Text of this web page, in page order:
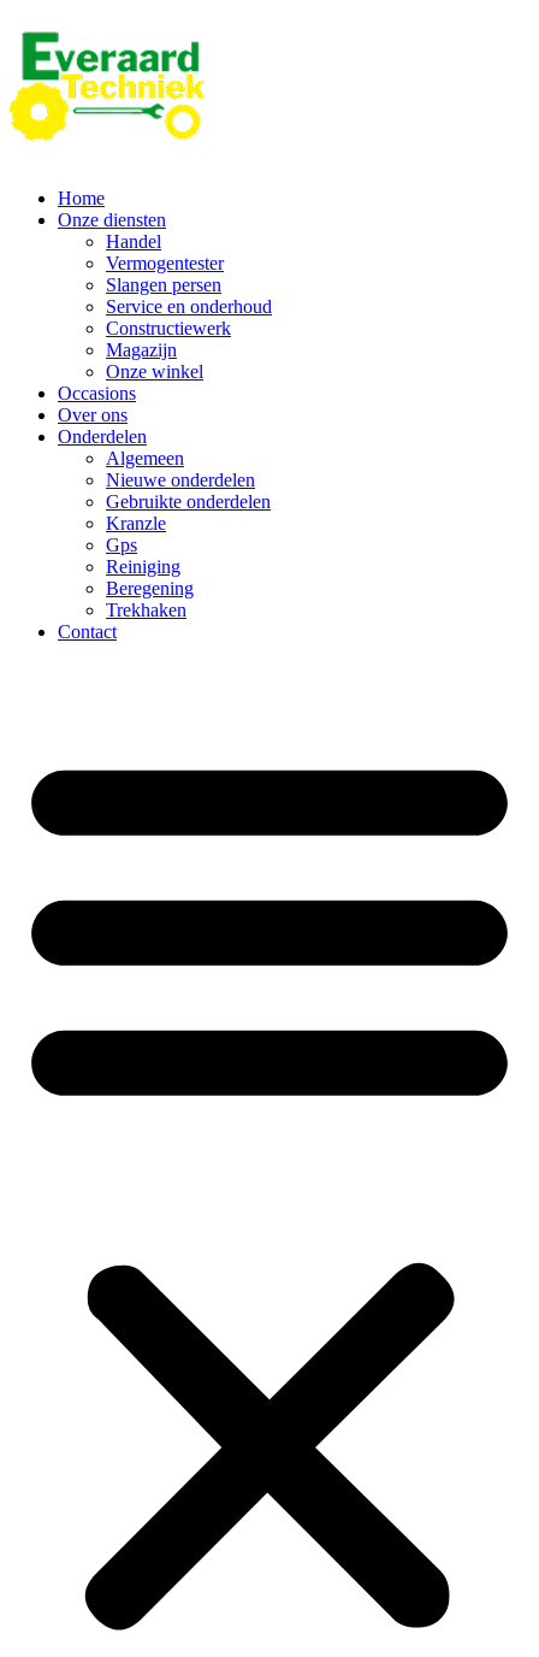
naar
inhoud
Home
Onze diensten
Handel
Vermogentester
Slangen persen
Service en onderhoud
Constructiewerk
Magazijn
Onze winkel
Occasions
Over ons
Onderdelen
Algemeen
Nieuwe onderdelen
Gebruikte onderdelen
Kranzle
Gps
Reiniging
Beregening
Trekhaken
Contact